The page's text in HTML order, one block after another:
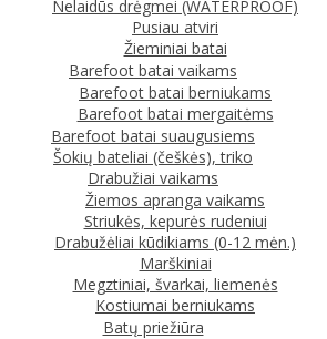
Nelaidūs drėgmei (WATERPROOF)
Pusiau atviri
Žieminiai batai
Barefoot batai vaikams
Barefoot batai berniukams
Barefoot batai mergaitėms
Barefoot batai suaugusiems
Šokių bateliai (češkės), triko
Drabužiai vaikams
Žiemos apranga vaikams
Striukės, kepurės rudeniui
Drabužėliai kūdikiams (0-12 mėn.)
Marškiniai
Megztiniai, švarkai, liemenės
Kostiumai berniukams
Batų priežiūra